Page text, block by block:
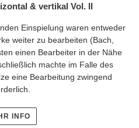
& vertikal Vol. II
Einspielung waren entweder
weiter zu bearbeiten (Bach,
einen Bearbeiter in der Nähe
machte im Falle des
eine Bearbeitung zwingend
INFO